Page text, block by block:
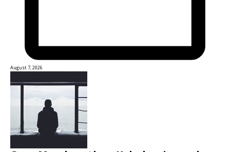
August 7, 2026